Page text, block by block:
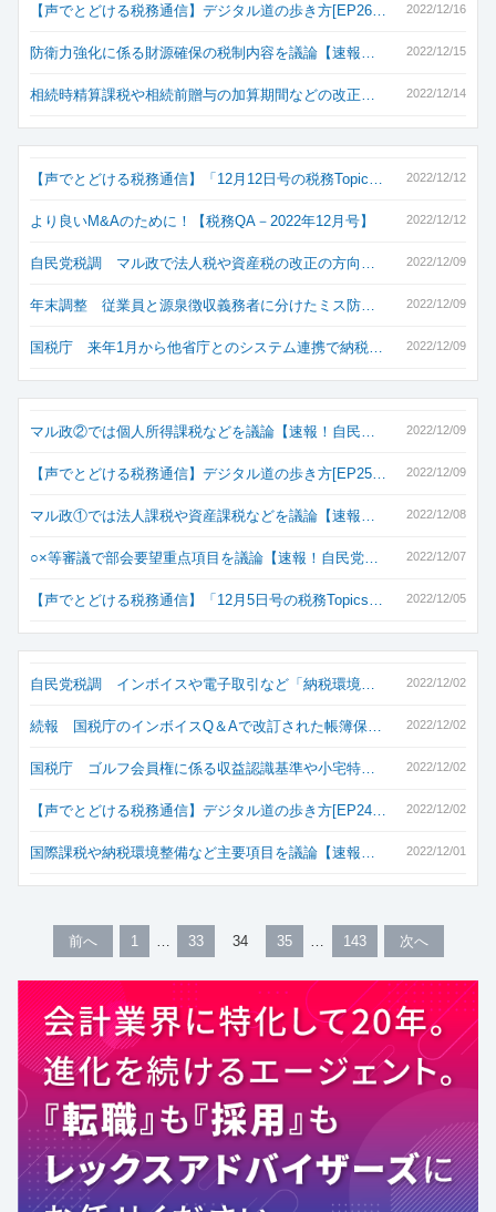
2022/12/16
【声でとどける税務通信】デジタル道の歩き方[EP26…
2022/12/15
防衛力強化に係る財源確保の税制内容を議論【速報…
2022/12/14
相続時精算課税や相続前贈与の加算期間などの改正…
2022/12/12
【声でとどける税務通信】「12月12日号の税務Topic…
2022/12/12
より良いM&Aのために！【税務QA－2022年12月号】
2022/12/09
自民党税調 マル政で法人税や資産税の改正の方向…
2022/12/09
年末調整 従業員と源泉徴収義務者に分けたミス防…
2022/12/09
国税庁 来年1月から他省庁とのシステム連携で納税…
2022/12/09
マル政②では個人所得課税などを議論【速報！自民…
2022/12/09
【声でとどける税務通信】デジタル道の歩き方[EP25…
2022/12/08
マル政①では法人課税や資産課税などを議論【速報…
2022/12/07
○×等審議で部会要望重点項目を議論【速報！自民党…
2022/12/05
【声でとどける税務通信】「12月5日号の税務Topics…
2022/12/02
自民党税調 インボイスや電子取引など「納税環境…
2022/12/02
続報 国税庁のインボイスQ＆Aで改訂された帳簿保…
2022/12/02
国税庁 ゴルフ会員権に係る収益認識基準や小宅特…
2022/12/02
【声でとどける税務通信】デジタル道の歩き方[EP24…
2022/12/01
国際課税や納税環境整備など主要項目を議論【速報…
前へ 1 33 34 35 143 次へ